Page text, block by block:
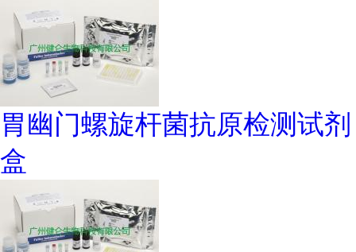
胃幽门螺旋杆菌抗原检测试剂
盒